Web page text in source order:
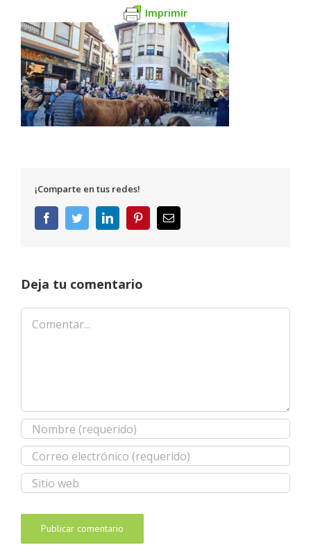
Imprimir
¡Comparte en tus redes!
FacebookTwitterLinkedInPinterestCorreo
electrónico
Deja tu comentario
Comentar